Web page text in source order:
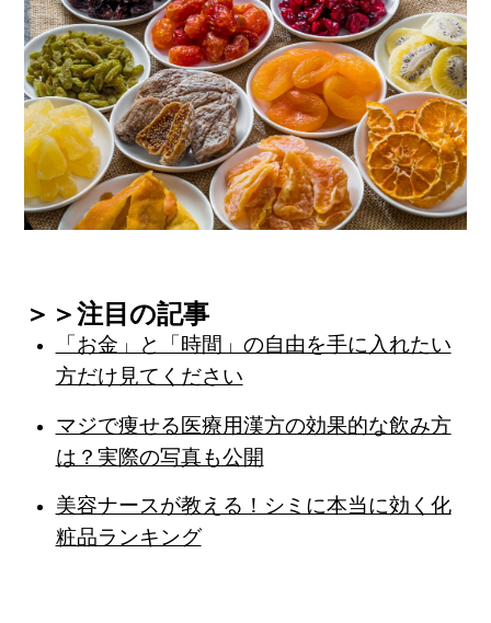
＞＞注目の記事
「お金」と「時間」の自由を手に入れたい
方だけ見てください
マジで痩せる医療用漢方の効果的な飲み方
は？実際の写真も公開
美容ナースが教える！シミに本当に効く化
粧品ランキング